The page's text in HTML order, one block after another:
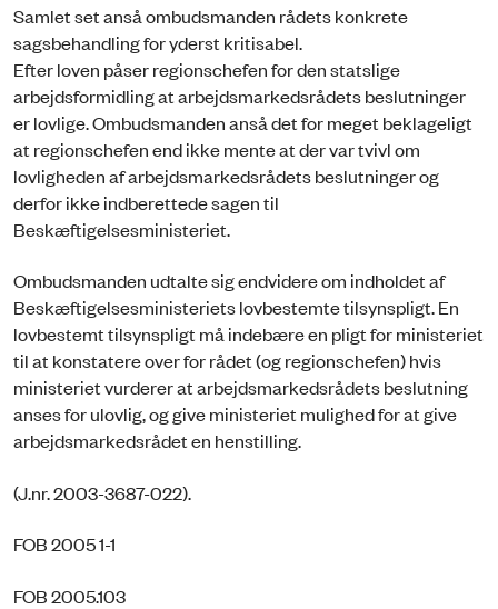
Samlet set anså ombudsmanden rådets konkrete
sagsbehandling for yderst kritisabel.
Efter loven påser regionschefen for den statslige
arbejdsformidling at arbejdsmarkedsrådets beslutninger
er lovlige. Ombudsmanden anså det for meget beklageligt
at regionschefen end ikke mente at der var tvivl om
lovligheden af arbejdsmarkedsrådets beslutninger og
derfor ikke indberettede sagen til
Beskæftigelsesministeriet.
Ombudsmanden udtalte sig endvidere om indholdet af
Beskæftigelsesministeriets lovbestemte tilsynspligt. En
lovbestemt tilsynspligt må indebære en pligt for ministeriet
til at konstatere over for rådet (og regionschefen) hvis
ministeriet vurderer at arbejdsmarkedsrådets beslutning
anses for ulovlig, og give ministeriet mulighed for at give
arbejdsmarkedsrådet en henstilling.
(J.nr. 2003-3687-022).
FOB 2005 1-1
FOB 2005.103